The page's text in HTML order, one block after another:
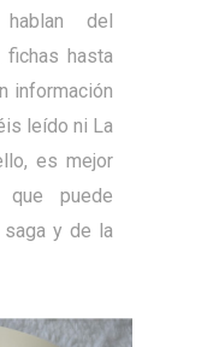
del
fichas hasta
información
leído ni La
es mejor
puede
y de la